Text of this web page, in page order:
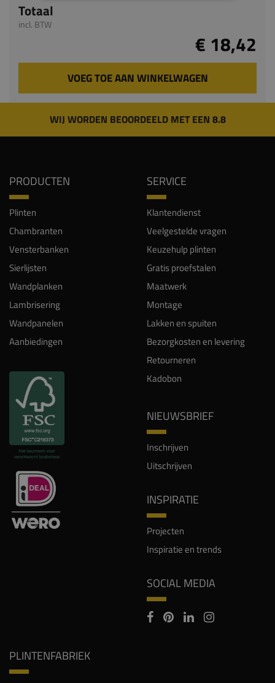
Totaal
incl. BTW
€ 18,42
VOEG TOE AAN WINKELWAGEN
WIJ WORDEN BEOORDEELD MET EEN 8.8
PRODUCTEN
Plinten
Chambranten
Vensterbanken
Sierlijsten
Wandplanken
Lambrisering
Wandpanelen
Aanbiedingen
SERVICE
Klantendienst
Veelgestelde vragen
Keuzehulp plinten
Gratis proefstalen
Maatwerk
Montage
Lakken en spuiten
Bezorgkosten en levering
Retourneren
Kadobon
NIEUWSBRIEF
Inschrijven
Uitschrijven
INSPIRATIE
Projecten
Inspiratie en trends
SOCIAL MEDIA
PLINTENFABRIEK